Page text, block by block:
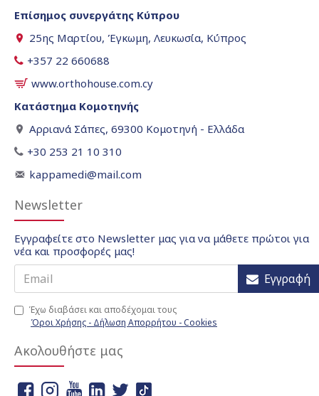
Επίσημος συνεργάτης Κύπρου
25ης Μαρτίου, Έγκωμη, Λευκωσία, Κύπρος
+357 22 660688
www.orthohouse.com.cy
Κατάστημα Κομοτηνής
Αρριανά Σάπες, 69300 Κομοτηνή - Ελλάδα
+30 253 21 10 310
kappamedi@mail.com
Newsletter
Εγγραφείτε στο Newsletter μας για να μάθετε πρώτοι για
νέα και προσφορές μας!
Εγγραφή
Έχω διαβάσει και αποδέχομαι τους
Όροι Χρήσης - Δήλωση Απορρήτου - Cookies
Ακολουθήστε μας